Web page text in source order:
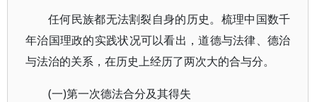
任何民族都无法割裂自身的历史。梳理中国数千
年治国理政的实践状况可以看出，道德与法律、德治
与法治的关系，在历史上经历了两次大的合与分。
(一)第一次德法合分及其得失